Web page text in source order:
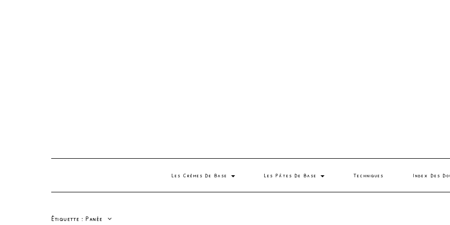
Les Crèmes De Base Les Pâtes De Base Techniques Index Des
Étiquette : Panée